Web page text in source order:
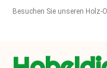
Besuchen Sie unseren